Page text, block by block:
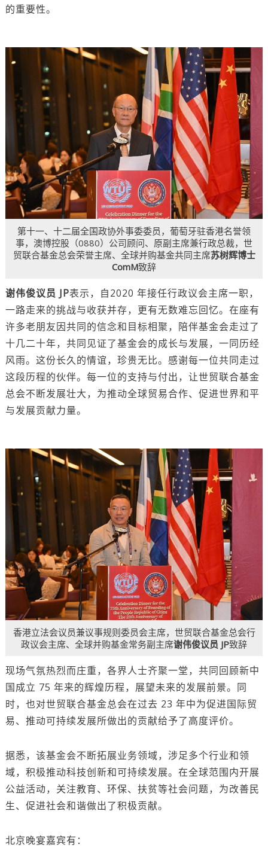
的重要性。
第十一、十二届全国政协外事委委员，葡萄牙驻香港名誉领
事，澳博控股（0880）公司顾问、原副主席兼行政总裁，世
贸联合基金总会荣誉主席、全球并购基金共同主席苏树辉博士
ComM致辞
谢伟俊议员 JP表示，自2020 年接任行政议会主席一职，
一路走来的挑战与收获并存，更有无数难忘回忆。在座有
许多老朋友因共同的信念和目标相聚，陪伴基金会走过了
十几二十年，共同见证了基金会的成长与发展，一同历经
风雨。这份长久的情谊，珍贵无比。感谢每一位共同走过
这段历程的伙伴。每一位的支持与付出，让世贸联合基金
总会不断发展壮大，为推动全球贸易合作、促进世界和平
与发展贡献力量。
香港立法会议员兼议事规则委员会主席，世贸联合基金总会行
政议会主席、全球并购基金常务副主席谢伟俊议员 JP致辞
现场气氛热烈而庄重，各界人士齐聚一堂，共同回顾新中
国成立 75 年来的辉煌历程，展望未来的发展前景。同
时，也对世贸联合基金总会在过去 23 年中为促进国际贸
易、推动可持续发展所做出的贡献给予了高度评价。
据悉，该基金会不断拓展业务领域，涉足多个行业和领
域，积极推动科技创新和可持续发展。在全球范围内开展
公益活动，关注教育、环保、扶贫等社会问题，为改善民
生、促进社会和谐做出了积极贡献。
北京晚宴嘉宾有：